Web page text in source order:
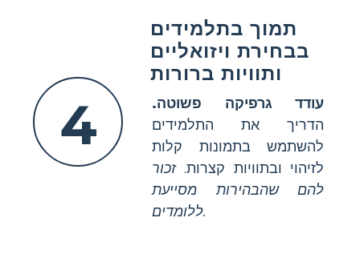
4
תמוך בתלמידים
בבחירת ויזואליים
ותוויות ברורות
עודד גרפיקה פשוטה.
הדריך את התלמידים
להשתמש בתמונות קלות
לזיהוי ובתוויות קצרות.זכור
להם שהבהירות מסייעת
ללומדים.